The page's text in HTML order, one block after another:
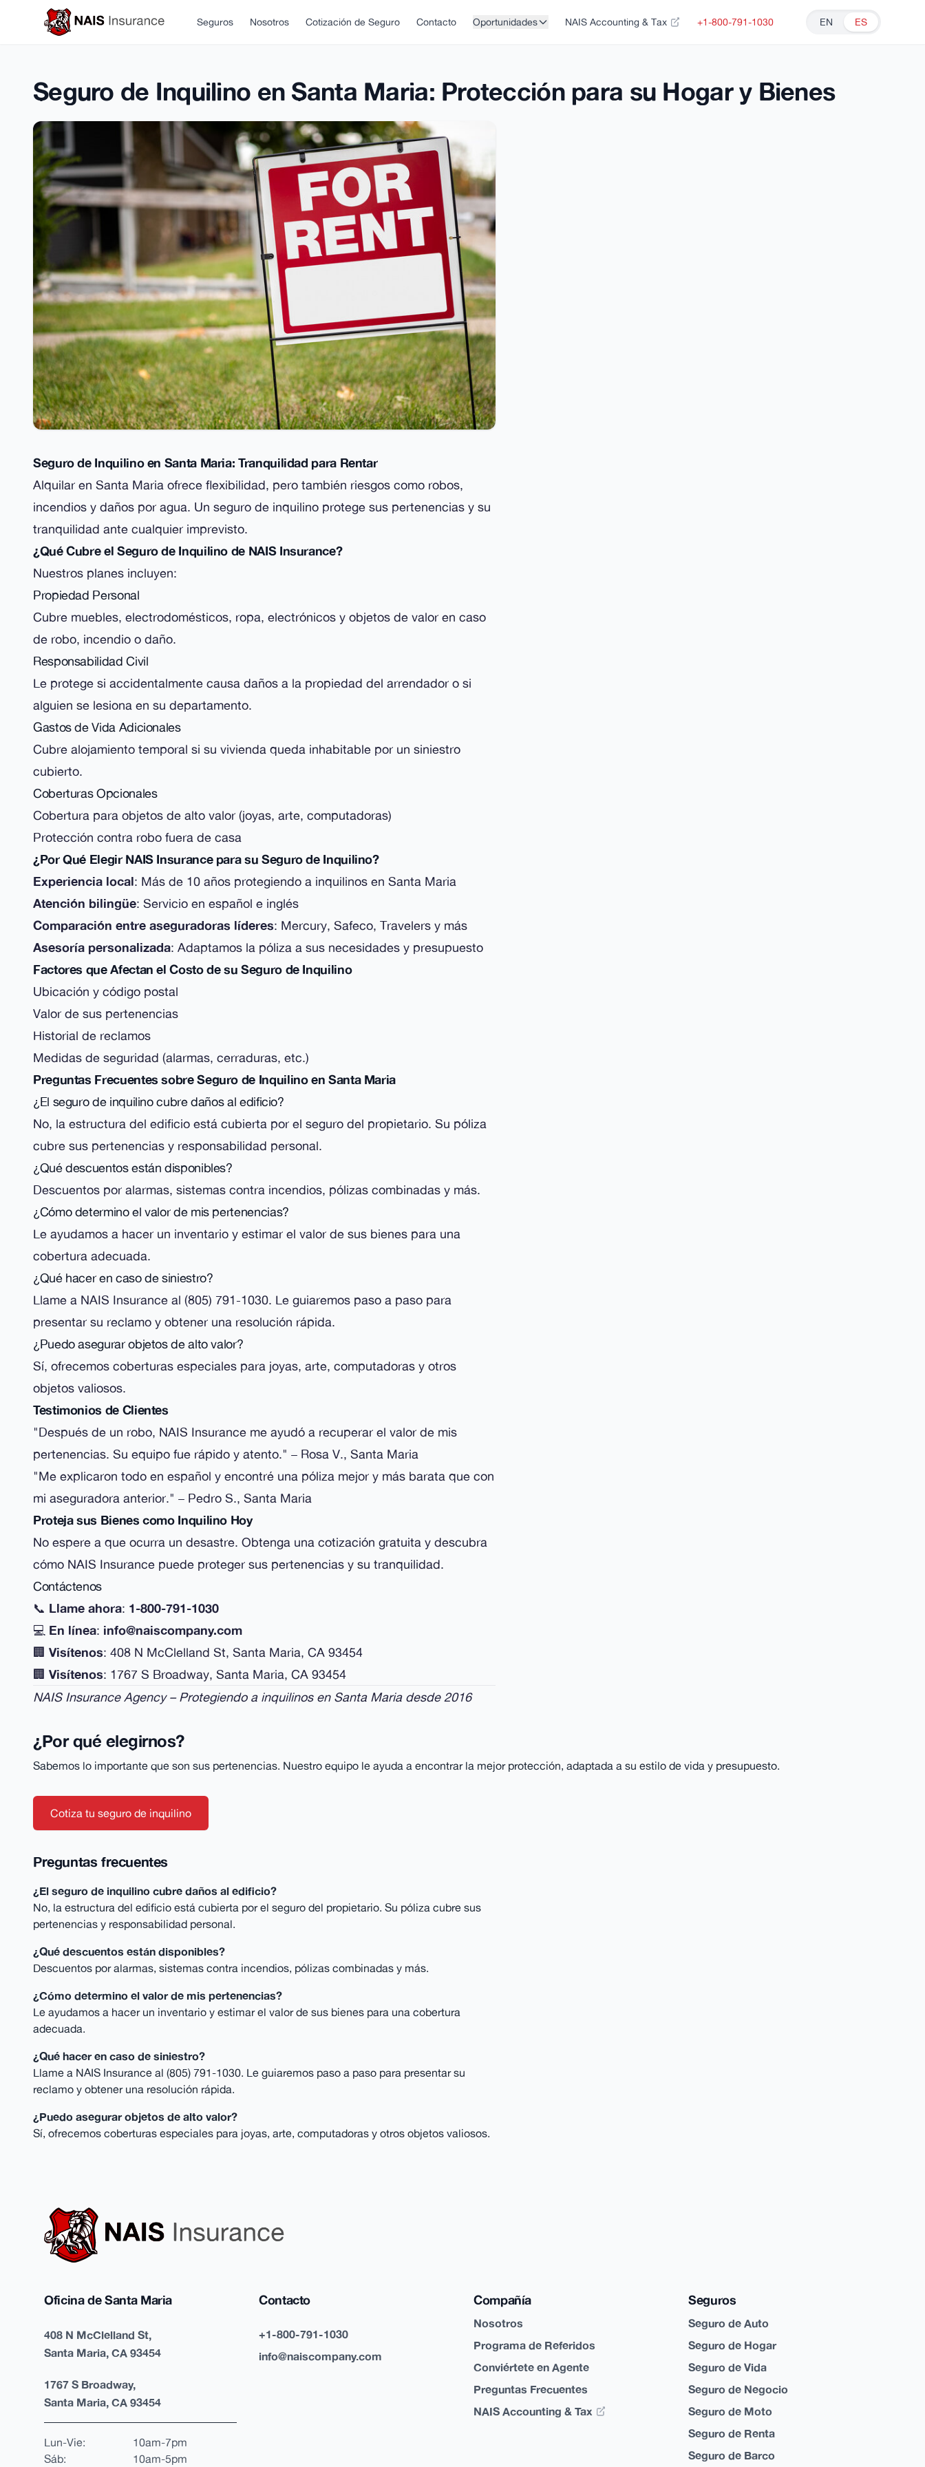
Seguros Nosotros Cotización de Seguro Contacto Oportunidades NAIS Accounting & Tax +1-800-791-1030 EN ES
Seguro de Inquilino en Santa Maria: Protección para su Hogar y Bienes
Seguro de Inquilino en Santa Maria: Tranquilidad para Rentar
Alquilar en Santa Maria ofrece flexibilidad, pero también riesgos como robos,
incendios y daños por agua. Un seguro de inquilino protege sus pertenencias y su
tranquilidad ante cualquier imprevisto.
¿Qué Cubre el Seguro de Inquilino de NAIS Insurance?
Nuestros planes incluyen:
Propiedad Personal
Cubre muebles, electrodomésticos, ropa, electrónicos y objetos de valor en caso
de robo, incendio o daño.
Responsabilidad Civil
Le protege si accidentalmente causa daños a la propiedad del arrendador o si
alguien se lesiona en su departamento.
Gastos de Vida Adicionales
Cubre alojamiento temporal si su vivienda queda inhabitable por un siniestro
cubierto.
Coberturas Opcionales
Cobertura para objetos de alto valor (joyas, arte, computadoras)
Protección contra robo fuera de casa
¿Por Qué Elegir NAIS Insurance para su Seguro de Inquilino?
Experiencia local: Más de 10 años protegiendo a inquilinos en Santa Maria
Atención bilingüe: Servicio en español e inglés
Comparación entre aseguradoras líderes: Mercury, Safeco, Travelers y más
Asesoría personalizada: Adaptamos la póliza a sus necesidades y presupuesto
Factores que Afectan el Costo de su Seguro de Inquilino
Ubicación y código postal
Valor de sus pertenencias
Historial de reclamos
Medidas de seguridad (alarmas, cerraduras, etc.)
Preguntas Frecuentes sobre Seguro de Inquilino en Santa Maria
¿El seguro de inquilino cubre daños al edificio?
No, la estructura del edificio está cubierta por el seguro del propietario. Su póliza
cubre sus pertenencias y responsabilidad personal.
¿Qué descuentos están disponibles?
Descuentos por alarmas, sistemas contra incendios, pólizas combinadas y más.
¿Cómo determino el valor de mis pertenencias?
Le ayudamos a hacer un inventario y estimar el valor de sus bienes para una
cobertura adecuada.
¿Qué hacer en caso de siniestro?
Llame a NAIS Insurance al (805) 791-1030. Le guiaremos paso a paso para
presentar su reclamo y obtener una resolución rápida.
¿Puedo asegurar objetos de alto valor?
Sí, ofrecemos coberturas especiales para joyas, arte, computadoras y otros
objetos valiosos.
Testimonios de Clientes
"Después de un robo, NAIS Insurance me ayudó a recuperar el valor de mis
pertenencias. Su equipo fue rápido y atento." – Rosa V., Santa Maria
"Me explicaron todo en español y encontré una póliza mejor y más barata que con
mi aseguradora anterior." – Pedro S., Santa Maria
Proteja sus Bienes como Inquilino Hoy
No espere a que ocurra un desastre. Obtenga una cotización gratuita y descubra
cómo NAIS Insurance puede proteger sus pertenencias y su tranquilidad.
Contáctenos
📞 Llame ahora: 1-800-791-1030
💻 En línea: info@naiscompany.com
🏢 Visítenos: 408 N McClelland St, Santa Maria, CA 93454
🏢 Visítenos: 1767 S Broadway, Santa Maria, CA 93454
NAIS Insurance Agency – Protegiendo a inquilinos en Santa Maria desde 2016
¿Por qué elegirnos?
Sabemos lo importante que son sus pertenencias. Nuestro equipo le ayuda a encontrar la mejor protección, adaptada a su estilo de vida y presupuesto.
Cotiza tu seguro de inquilino
Preguntas frecuentes
¿El seguro de inquilino cubre daños al edificio?
No, la estructura del edificio está cubierta por el seguro del propietario. Su póliza cubre sus
pertenencias y responsabilidad personal.
¿Qué descuentos están disponibles?
Descuentos por alarmas, sistemas contra incendios, pólizas combinadas y más.
¿Cómo determino el valor de mis pertenencias?
Le ayudamos a hacer un inventario y estimar el valor de sus bienes para una cobertura
adecuada.
¿Qué hacer en caso de siniestro?
Llame a NAIS Insurance al (805) 791-1030. Le guiaremos paso a paso para presentar su
reclamo y obtener una resolución rápida.
¿Puedo asegurar objetos de alto valor?
Sí, ofrecemos coberturas especiales para joyas, arte, computadoras y otros objetos valiosos.
Oficina de Santa Maria
408 N McClelland St,
Santa Maria, CA 93454
1767 S Broadway,
Santa Maria, CA 93454
Lun-Vie:
10am-7pm
Sáb:
10am-5pm
Contacto
+1-800-791-1030
info@naiscompany.com
Compañía
Nosotros
Programa de Referidos
Conviértete en Agente
Preguntas Frecuentes
NAIS Accounting & Tax
Seguros
Seguro de Auto
Seguro de Hogar
Seguro de Vida
Seguro de Negocio
Seguro de Moto
Seguro de Renta
Seguro de Barco